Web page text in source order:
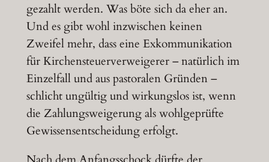
gezahlt werden. Was böte sich da eher an.
Und es gibt wohl inzwischen keinen
Zweifel mehr, dass eine Exkommunikation
für Kirchensteuerverweigerer – natürlich im
Einzelfall und aus pastoralen Gründen –
schlicht ungültig und wirkungslos ist, wenn
die Zahlungsweigerung als wohlgeprüfte
Gewissensentscheidung erfolgt.